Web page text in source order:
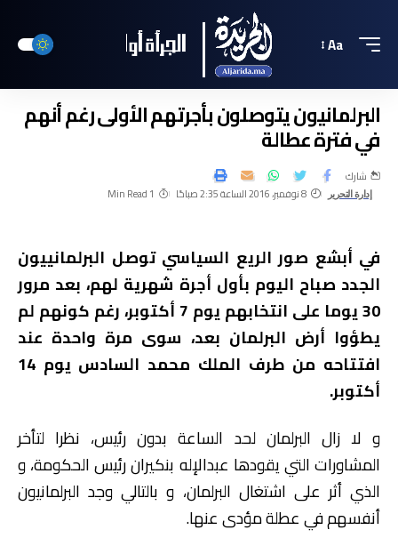
Aa
البرلمانيون يتوصلون بأجرتهم الأولى رغم أنهم
في فترة عطالة
إدارة التحرير 8 نوفمبر، 2016 الساعة 2:35 صباحًا 1 Min Read
شارك
في أبشع صور الريع السياسي توصل البرلمانييون
الجدد صباح اليوم بأول أجرة شهرية لهم، بعد مرور
30 يوما على انتخابهم يوم 7 أكتوبر، رغم كونهم لم
يطؤوا أرض البرلمان بعد، سوى مرة واحدة عند
افتتاحه من طرف الملك محمد السادس يوم 14
أكتوبر.
و لا زال البرلمان لحد الساعة بدون رئيس، نظرا لتأخر
المشاورات التي يقودها عبدالإله بنكيران رئيس الحكومة، و
الذي أثر على اشتغال البرلمان، و بالتالي وجد البرلمانيون
أنفسهم في عطلة مؤدى عنها.